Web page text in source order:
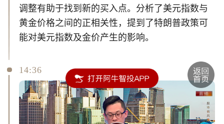
调整有助于找到新的买入点。分析了美元指数与
黄金价格之间的正相关性，提到了特朗普政策可
能对美元指数及金价产生的影响。
14:36